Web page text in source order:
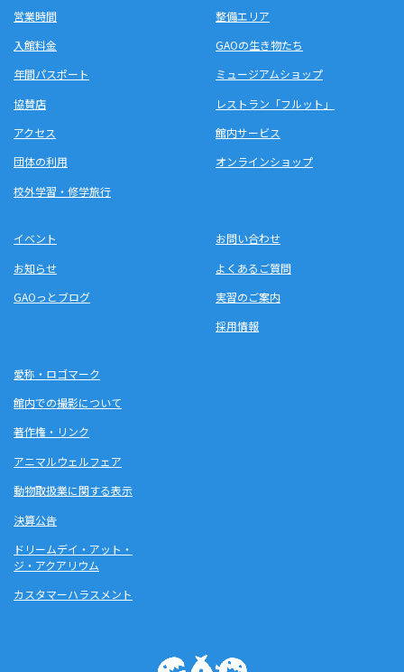
営業時間
入館料金
年間パスポート
協賛店
アクセス
団体の利用
校外学習・修学旅行
整備エリア
GAOの生き物たち
ミュージアムショップ
レストラン「フルット」
館内サービス
オンラインショップ
イベント
お知らせ
GAOっとブログ
お問い合わせ
よくあるご質問
実習のご案内
採用情報
愛称・ロゴマーク
館内での撮影について
著作権・リンク
アニマルウェルフェア
動物取扱業に関する表示
決算公告
ドリームデイ・アット・
ジ・アクアリウム
カスタマーハラスメント